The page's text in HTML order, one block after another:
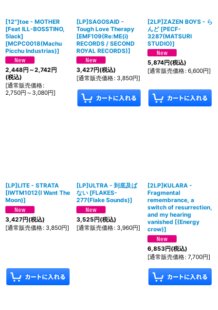
[12"]toe - MOTHER
[Feat ILL-BOSSTINO,
5lack]
[MCPC0018(Machu
Picchu Industrias)]
2,448円 ～2,742円
(税込)
[通常販売価格:
2,750円 ～3,080円]
[LP]SAGOSAID -
Tough Love Therapy
[EMF109(Re:ME(i)
RECORDS / SECOND
ROYAL RECORDS)]
3,427円(税込)
[通常販売価格: 3,850円]
[2LP]ZAZEN BOYS - ら
んど [PECF-
3287(MATSURI
STUDIO)]
5,874円(税込)
[通常販売価格: 6,600円]
[LP]LITE - STRATA
[IWTM1012(I Want The
Moon)]
3,427円(税込)
[通常販売価格: 3,850円]
[LP]ULTRA - 到底及ば
ない [FLAKES-
277(Flake Sounds)]
3,525円(税込)
[通常販売価格: 3,960円]
[2LP]KULARA -
Fragmental
remembrance, a
switch of resurrection,
and my hearing
vanished [(Energy
crow)]
6,853円(税込)
[通常販売価格: 7,700円]